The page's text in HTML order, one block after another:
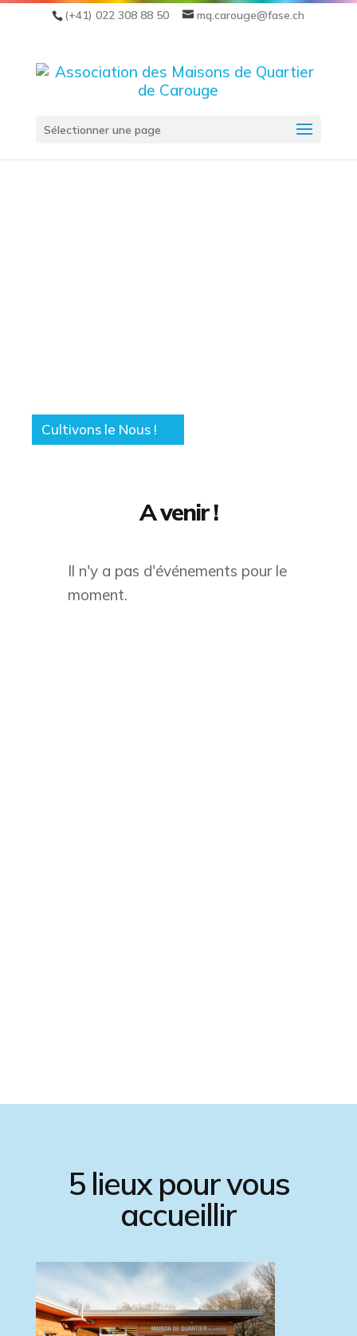
(+41) 022 308 88 50 mq.carouge@fase.ch
Sélectionner une page
Cultivons le Nous !
A venir !
Il n'y a pas d'événements pour le
moment.
5 lieux pour vous
accueillir